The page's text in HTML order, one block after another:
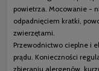
powietrza. Mocowanie -
odpadnięciem kratki,
zwierzętami.
Przewodnictwo cieplne i
prądu. Konieczności
zbieraniu alergenów,